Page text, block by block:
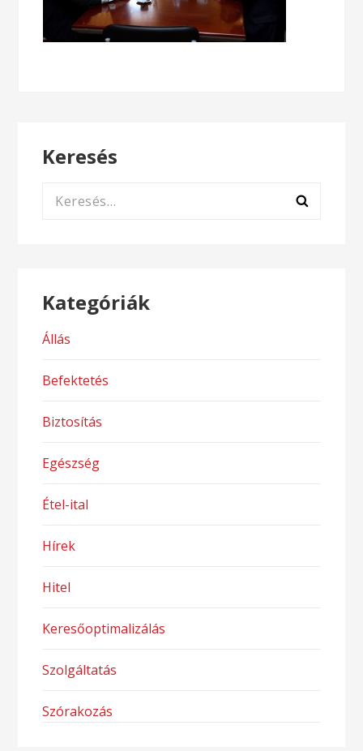
Keresés
Keresés:
Kategóriák
Állás
Befektetés
Biztosítás
Egészség
Étel-ital
Hírek
Hitel
Keresőoptimalizálás
Szolgáltatás
Szórakozás